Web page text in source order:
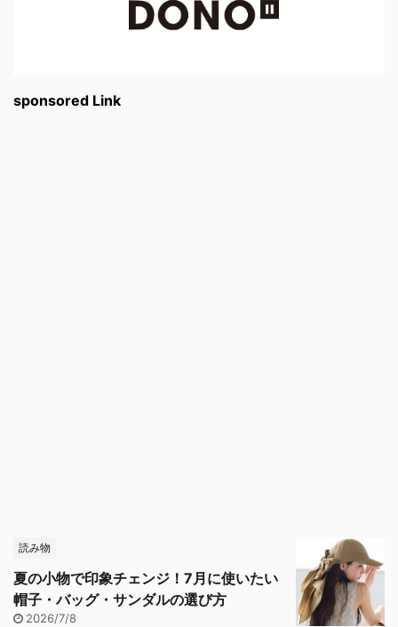
sponsored Link
読み物
夏の小物で印象チェンジ！7月に使いたい
帽子・バッグ・サンダルの選び方
2026/7/8